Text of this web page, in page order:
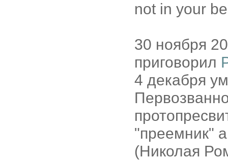
not in your
30 ноября
приговорил
4 декабря
"преемник"
(Николая